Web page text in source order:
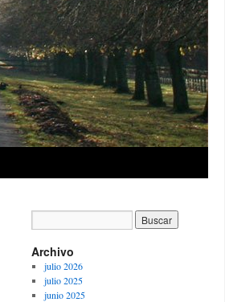
Archivo
julio 2026
julio 2025
junio 2025